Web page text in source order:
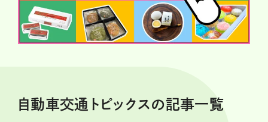
自動車交通トピックスの記事一覧